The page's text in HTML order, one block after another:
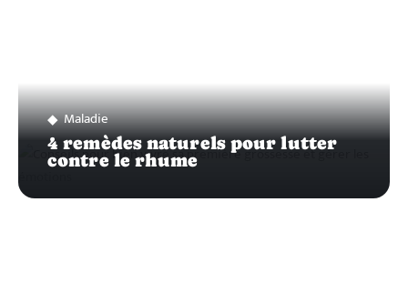
Maladie
4 remèdes naturels pour lutter
contre le rhume